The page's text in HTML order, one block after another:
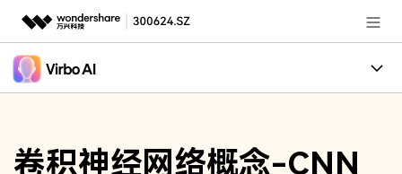
推荐产品
新闻中心
核心卖点
卷积神经网络概念-CNN